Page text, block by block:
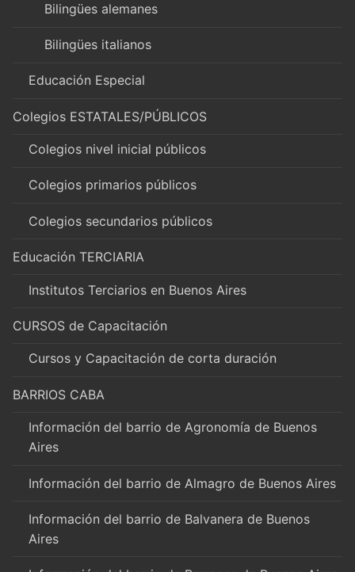
Bilingües alemanes
Bilingües italianos
Educación Especial
Colegios ESTATALES/PÚBLICOS
Colegios nivel inicial públicos
Colegios primarios públicos
Colegios secundarios públicos
Educación TERCIARIA
Institutos Terciarios en Buenos Aires
CURSOS de Capacitación
Cursos y Capacitación de corta duración
BARRIOS CABA
Información del barrio de Agronomía de Buenos
Aires
Información del barrio de Almagro de Buenos Aires
Información del barrio de Balvanera de Buenos
Aires